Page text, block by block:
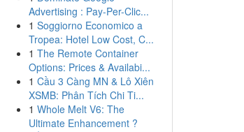
Advertising : Pay-Per-Clic...
1 Soggiorno Economico a
Tropea: Hotel Low Cost, C...
1 The Remote Container
Options: Prices & Availabi...
1 Cầu 3 Càng MN & Lô Xiên
XSMB: Phân Tích Chi Ti...
1 Whole Melt V6: The
Ultimate Enhancement ?